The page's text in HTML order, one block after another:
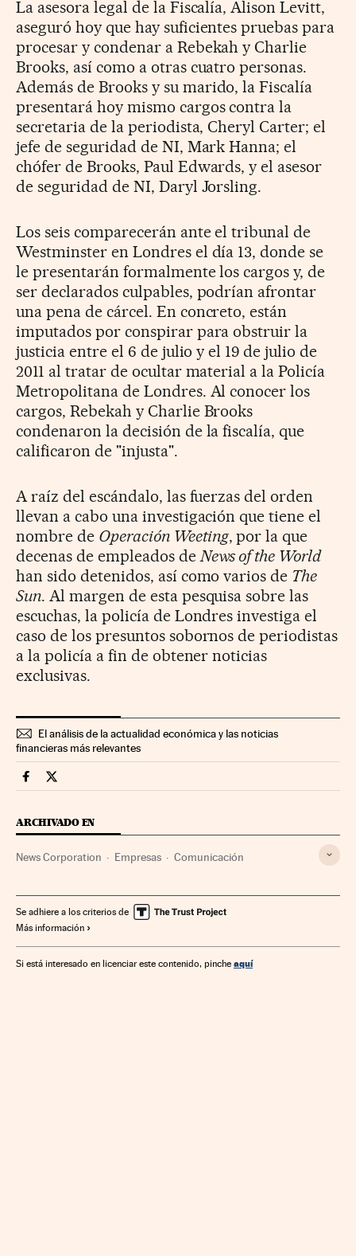
La asesora legal de la Fiscalía, Alison Levitt,
aseguró hoy que hay suficientes pruebas para
procesar y condenar a Rebekah y Charlie
Brooks, así como a otras cuatro personas.
Además de Brooks y su marido, la Fiscalía
presentará hoy mismo cargos contra la
secretaria de la periodista, Cheryl Carter; el
jefe de seguridad de NI, Mark Hanna; el
chófer de Brooks, Paul Edwards, y el asesor
de seguridad de NI, Daryl Jorsling.
Los seis comparecerán ante el tribunal de
Westminster en Londres el día 13, donde se
le presentarán formalmente los cargos y, de
ser declarados culpables, podrían afrontar
una pena de cárcel. En concreto, están
imputados por conspirar para obstruir la
justicia entre el 6 de julio y el 19 de julio de
2011 al tratar de ocultar material a la Policía
Metropolitana de Londres. Al conocer los
cargos, Rebekah y Charlie Brooks
condenaron la decisión de la fiscalía, que
calificaron de "injusta".
A raíz del escándalo, las fuerzas del orden
llevan a cabo una investigación que tiene el
nombre de Operación Weeting, por la que
decenas de empleados de News of the World
han sido detenidos, así como varios de The
Sun. Al margen de esta pesquisa sobre las
escuchas, la policía de Londres investiga el
caso de los presuntos sobornos de periodistas
a la policía a fin de obtener noticias
exclusivas.
El análisis de la actualidad económica y las noticias
financieras más relevantes
Companias Cinco Días en Facebook
Companias Cinco Días en Twitter
ARCHIVADO EN
News Corporation Empresas Comunicación
Se adhiere a los criterios de
Más información
Si está interesado en licenciar este contenido, pinche aquí